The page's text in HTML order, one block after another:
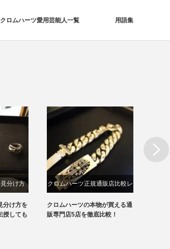
クロムハーツ愛用芸能人一覧 用語集
分け方
分け方を
授しても
クロムハーツ正規通販店比較レ
ビュー
クロムハーツの本物が買える通
販専門店5店を徹底比較！
Next